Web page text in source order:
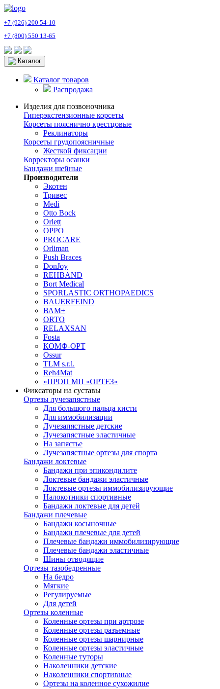
+7 (926) 200 54-10
+7 (800) 550 13-65
Каталог
Каталог товаров
Распродажа
Изделия для позвоночника
Гиперэкстензионные корсеты
Корсеты пояснично крестцовые
Реклинаторы
Корсеты грудопоясничные
Жесткой фиксации
Корректоры осанки
Бандажи шейные
Производители
Экотен
Тривес
Medi
Otto Bock
Orlett
OPPO
PROCARE
Orliman
Push Braces
DonJoy
REHBAND
Bort Medical
SPORLASTIC ORTHOPAEDICS
BAUERFEIND
ВАМ+
ORTO
RELAXSAN
Fosta
КОМФ-ОРТ
Ossur
TLM s.r.l.
Reh4Mat
«ПРОП МП «ОРТЕЗ»
Фиксаторы на суставы
Ортезы лучезапястные
Для большого пальца кисти
Для иммобилизации
Лучезапястные детские
Лучезапястные эластичные
На запястье
Лучезапястные ортезы для спорта
Бандажи локтевые
Бандажи при эпикондилите
Локтевые бандажи эластичные
Локтевые ортезы иммобилизирующие
Налокотники спортивные
Бандажи локтевые для детей
Бандажи плечевые
Бандажи косыночные
Бандажи плечевые для детей
Плечевые бандажи иммобилизирующие
Плечевые бандажи эластичные
Шины отводящие
Ортезы тазобедренные
На бедро
Мягкие
Регулируемые
Для детей
Ортезы коленные
Коленные ортезы при артрозе
Коленные ортезы разъемные
Коленные ортезы шарнирные
Коленные ортезы эластичные
Коленные туторы
Наколенники детские
Наколенники спортивные
Ортезы на коленное сухожилие